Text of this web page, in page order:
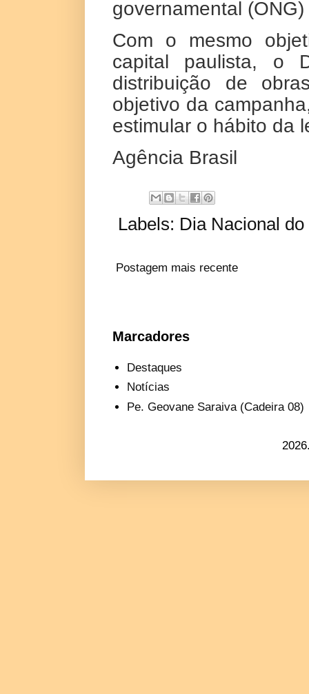
governamental
Com o mesmo
capital paulista, o
distribuição de
objetivo da
estimular o hábito da
Agência Brasil
Labels: Dia Nacional
Postagem mais recente
Marcadores
Destaques
Notícias
Pe. Geovane Saraiva (Cadeira 08)